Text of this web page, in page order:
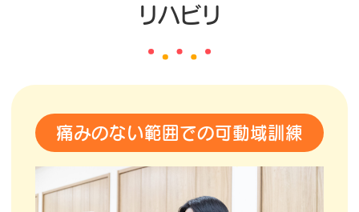
リハビリ
痛みのない範囲での可動域訓練